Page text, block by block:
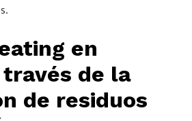
en
través de la
de residuos